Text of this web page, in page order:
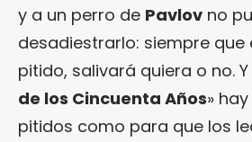
y a un perro de Pavlov no
desadiestrarlo: siempre que
pitido, salivará quiera o no. Y
de los Cincuenta Años»
pitidos como para que los